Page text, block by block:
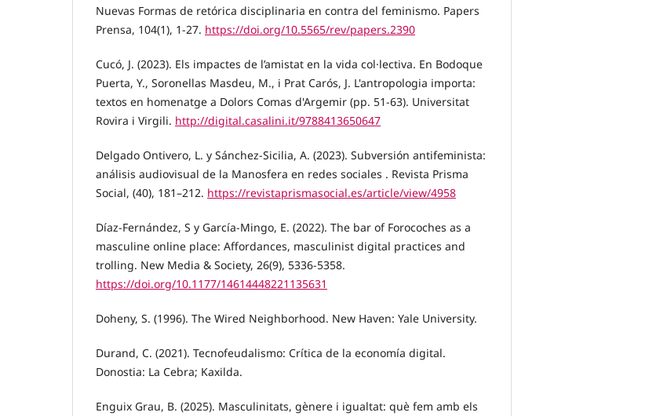
Nuevas Formas de retórica disciplinaria en contra del feminismo. Papers
Prensa, 104(1), 1-27. https://doi.org/10.5565/rev/papers.2390
Cucó, J. (2023). Els impactes de l’amistat en la vida col·lectiva. En Bodoque
Puerta, Y., Soronellas Masdeu, M., i Prat Carós, J. L'antropologia importa:
textos en homenatge a Dolors Comas d'Argemir (pp. 51-63). Universitat
Rovira i Virgili. http://digital.casalini.it/9788413650647
Delgado Ontivero, L. y Sánchez-Sicilia, A. (2023). Subversión antifeminista:
análisis audiovisual de la Manosfera en redes sociales . Revista Prisma
Social, (40), 181–212. https://revistaprismasocial.es/article/view/4958
Díaz-Fernández, S y García-Mingo, E. (2022). The bar of Forocoches as a
masculine online place: Affordances, masculinist digital practices and
trolling. New Media & Society, 26(9), 5336-5358.
https://doi.org/10.1177/14614448221135631
Doheny, S. (1996). The Wired Neighborhood. New Haven: Yale University.
Durand, C. (2021). Tecnofeudalismo: Crítica de la economía digital.
Donostia: La Cebra; Kaxilda.
Enguix Grau, B. (2025). Masculinitats, gènere i igualtat: què fem amb els